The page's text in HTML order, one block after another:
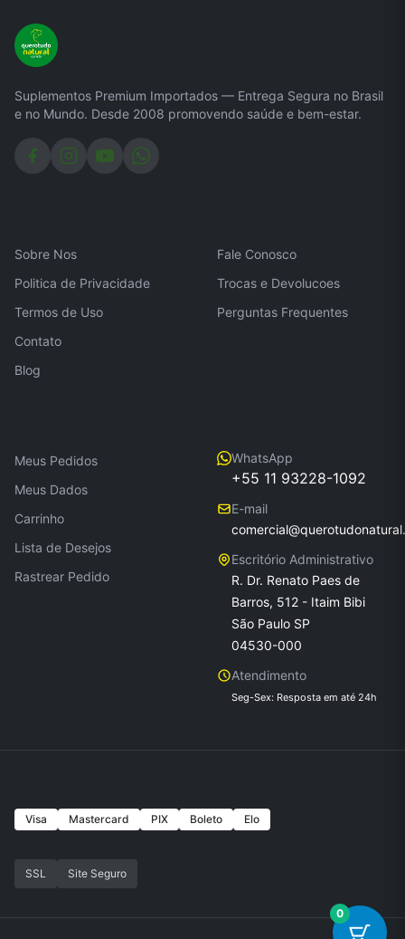
Suplementos Premium Importados — Entrega Segura no Brasil
e no Mundo. Desde 2008 promovendo saúde e bem-estar.
Sobre Nos
Politica de Privacidade
Termos de Uso
Contato
Blog
Fale Conosco
Trocas e Devolucoes
Perguntas Frequentes
Meus Pedidos
Meus Dados
Carrinho
Lista de Desejos
Rastrear Pedido
WhatsApp
+55 11 93228-1092
E-mail
Escritório Administrativo
R. Dr. Renato Paes de
Barros, 512 - Itaim Bibi
São Paulo SP
04530-000
Atendimento
Seg-Sex: Resposta em até 24h
Visa Mastercard PIX Boleto Elo
SSL Site Seguro
0